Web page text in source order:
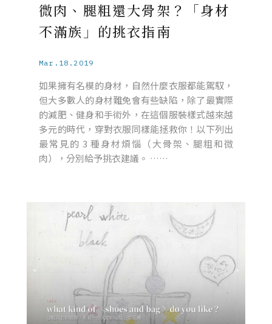
微肉、腿粗還大骨架？「身材
不滿族」的挑衣指南
Mar.18.2019
如果擁有名模的身材，自然什麼衣服都能駕馭，
但大多數人的身材難免會有些缺陷，除了最實際
的減肥、健身和手術外，在這個服裝樣式越來越
多元的時代，穿對衣服同樣能拯救你！以下列出
最常見的 3 種身材煩惱（大骨架、腿粗和微
肉），分別給予挑衣建議。 ……